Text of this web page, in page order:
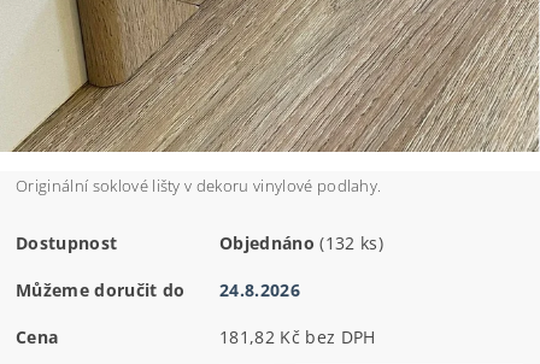
Originální soklové lišty v dekoru vinylové podlahy.
Dostupnost Objednáno (132 ks)
Můžeme doručit do 24.8.2026
Cena 181,82 Kč bez DPH